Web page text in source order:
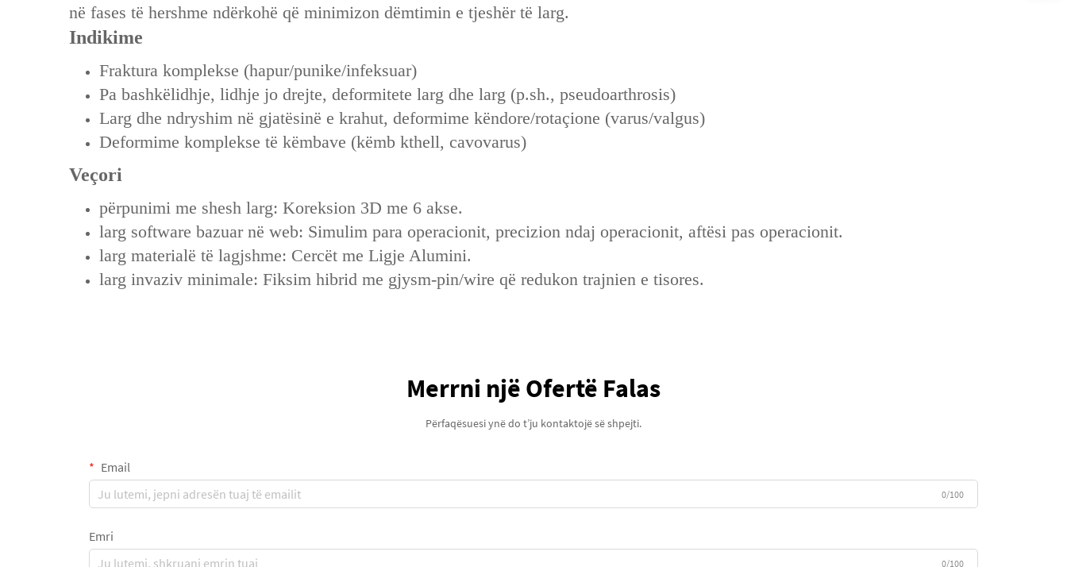
në fases të hershme ndërkohë që minimizon dëmtimin e tjeshër të larg.
Indikime
Fraktura komplekse (hapur/punike/infeksuar)
Pa bashkëlidhje, lidhje jo drejte, deformitete larg dhe larg (p.sh., pseudoarthrosis)
Larg dhe ndryshim në gjatësinë e krahut, deformime këndore/rotaçione (varus/valgus)
Deformime komplekse të këmbave (këmb kthell, cavovarus)
Veçori
përpunimi me shesh larg: Koreksion 3D me 6 akse.
larg software bazuar në web: Simulim para operacionit, precizion ndaj operacionit, aftësi pas operacionit.
larg materialë të lagjshme: Cercët me Ligje Alumini.
larg invaziv minimale: Fiksim hibrid me gjysm-pin/wire që redukon trajnien e tisores.
Merrni një Ofertë Falas
Përfaqësuesi ynë do t’ju kontaktojë së shpejti.
Email
0/100
Emri
0/100